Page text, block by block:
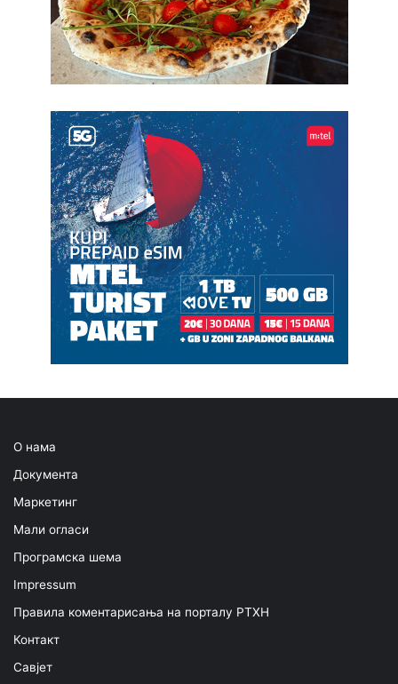
О нама
Документа
Маркетинг
Мали огласи
Програмска шема
Impressum
Правила коментарисања на порталу РТХН
Контакт
Савјет